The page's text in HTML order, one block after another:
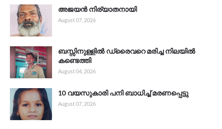
അജയൻ നിര്യാതനായി
August 07, 2026
ബസ്സിനുള്ളിൽ ഡ്രൈവറെ മരിച്ച നിലയിൽ
കണ്ടെത്തി
August 04, 2026
10 വയസുകാരി പനി ബാധിച്ച് മരണപ്പെട്ടു
August 07, 2026